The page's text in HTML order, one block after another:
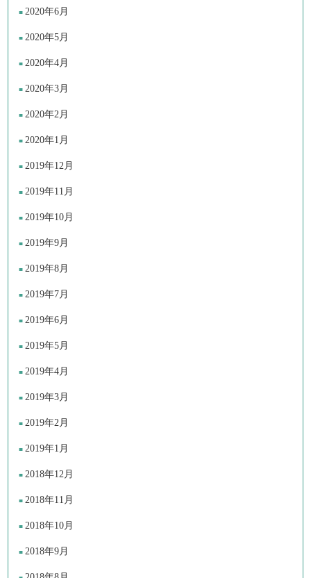
2020年6月
2020年5月
2020年4月
2020年3月
2020年2月
2020年1月
2019年12月
2019年11月
2019年10月
2019年9月
2019年8月
2019年7月
2019年6月
2019年5月
2019年4月
2019年3月
2019年2月
2019年1月
2018年12月
2018年11月
2018年10月
2018年9月